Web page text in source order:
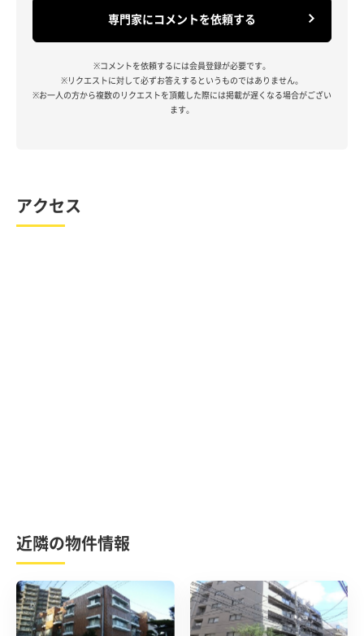
専門家にコメントを依頼する
※コメントを依頼するには会員登録が必要です。
※リクエストに対して必ずお答えするというものではありません。
※お一人の方から複数のリクエストを頂戴した際には掲載が遅くなる場合がござい
ます。
アクセス
近隣の物件情報